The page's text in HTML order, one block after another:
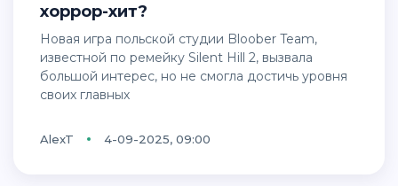
хоррор-хит?
Новая игра польской студии Bloober Team,
известной по ремейку Silent Hill 2, вызвала
большой интерес, но не смогла достичь уровня
своих главных
AlexT 4-09-2025, 09:00